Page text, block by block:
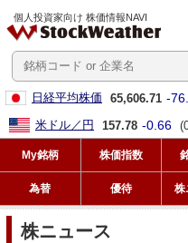
個人投資家向け 株価情報NAVI
日経平均株価 65,606.71 -
米ドル／円
157.78 -0.66
My銘柄 株価指数
為替 優待 株
株ニュース